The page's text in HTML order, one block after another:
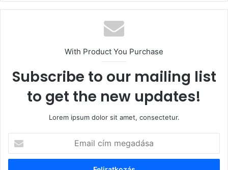
With Product You Purchase
Subscribe to our mailing list
to get the new updates!
Lorem ipsum dolor sit amet, consectetur.
cím
megadása